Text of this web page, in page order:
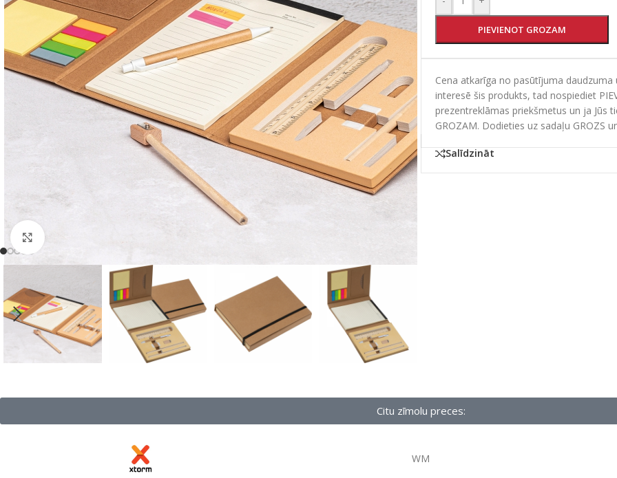
PIEVIENOT GROZAM
Cena atkarīga no pasūtījuma daudzuma
interesē šis produkts, tad nospiediet
prezentreklāmas priekšmetus un ja Jūs
GROZAM. Dodieties uz sadaļu GROZS
Salīdzināt
Citu zīmolu preces:
WM